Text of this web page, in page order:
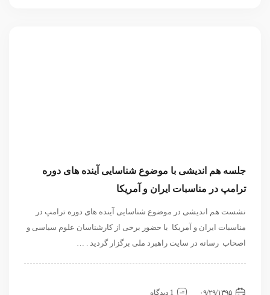
جلسه هم اندیشی با موضوع شناسایی آینده های دوره
ترامپ در مناسبات ایران و آمریکا
نشست هم اندیشی در موضوع شناسایی آینده های دوره ترامپ در
مناسبات ایران و آمریکا با حضور برخی از کارشناسان علوم سیاسی و
اصحاب رسانه در سایت راهبرد ملی برگزار گردید . …
۰۹/۲۹/۱۳۹۵
1 دیدگاه